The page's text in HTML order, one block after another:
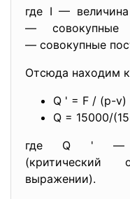
где I —
— совокупные
— совокупные
Отсюда находим
Q ' = F / (p-v)
Q = 15000/
где Q ' —
выражении).